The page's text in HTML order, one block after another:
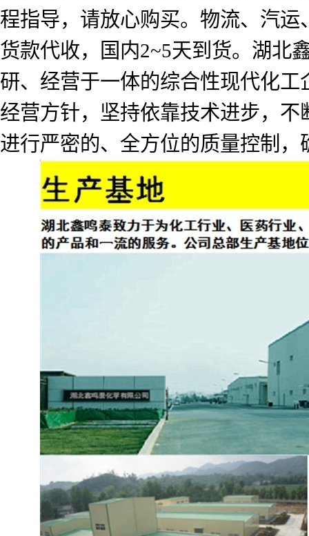
程指导，请放心购买。物流、汽
货款代收，国内2~5天到货。湖北
研、经营于一体的综合性现代化
经营方针，坚持依靠技术进步，
进行严密的、全方位的质量控制